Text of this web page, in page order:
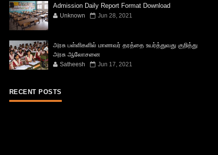
Admission Daily Report Format Download
Unknown Jun 28, 2021
அரசு பள்ளிகளில் மாணவர் தரத்தை உயர்த்துவது குறித்து
அரசு ஆலோசனை
Satheesh Jun 17, 2021
RECENT POSTS